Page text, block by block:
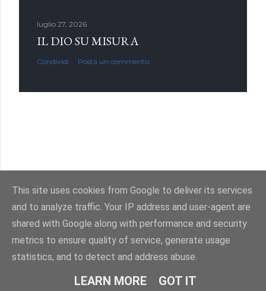
luglio 27, 2026
IL DIO SU MISURA
Condividi Posta un commento
Powered by Blogger
Immagini dei temi dienot-poloskun
© Salvatore Di Dio 2013-2026.Tutti i diritti sono riservati
This site uses cookies from Google to deliver its services
and to analyze traffic. Your IP address and user-agent are
shared with Google along with performance and security
metrics to ensure quality of service, generate usage
statistics, and to detect and address abuse.
LEARN MORE GOT IT